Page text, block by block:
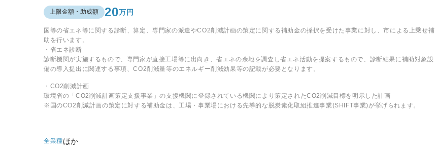
上限金額・助成額 20万円
国等の省エネ等に関する診断、算定、専門家の派遣やCO2削減計画の策定に関する補助金の採択を受けた事業に対し、市による上乗せ補
助を行います。
・省エネ診断
診断機関が実施するもので、専門家が直接工場等に出向き、省エネの余地を調査し省エネ活動を提案するもので、診断結果に補助対象設
備の導入提出に関連する事項、CO2削減量等のエネルギー削減効果等の記載が必要となります。
・CO2削減計画
環境省の「CO2削減計画策定支援事業」の支援機関に登録されている機関により策定されたCO2削減目標を明示した計画
※国のCO2削減計画の策定に対する補助金は、工場・事業場における先導的な脱炭素化取組推進事業(SHIFT事業)が挙げられます。
全業種ほか